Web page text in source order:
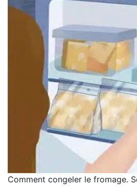
Comment congeler le fromage.